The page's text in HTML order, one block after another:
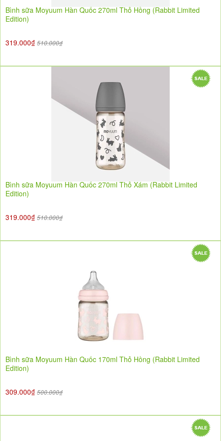
Bình sữa Moyuum Hàn Quốc 270ml Thỏ Hồng (Rabbit Limited
Edition)
319.000₫ 510.000₫
Bình sữa Moyuum Hàn Quốc 270ml Thỏ Xám (Rabbit Limited
Edition)
319.000₫ 510.000₫
Bình sữa Moyuum Hàn Quốc 170ml Thỏ Hồng (Rabbit Limited
Edition)
309.000₫ 500.000₫